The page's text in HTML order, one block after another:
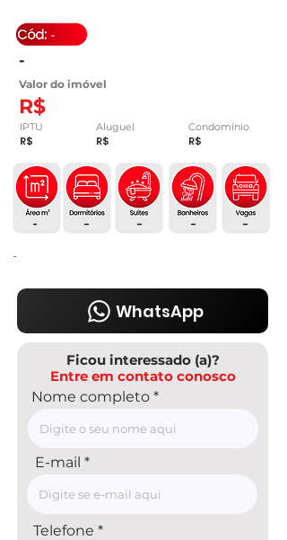
-
Valor do imóvel
R$
-
IPTU
R$
Aluguel Condomínio
R$ R$
-
-
- - -
-
WhatsApp
Ficou interessado (a)?
Entre em contato conosco
Nome completo
E-mail
Telefone